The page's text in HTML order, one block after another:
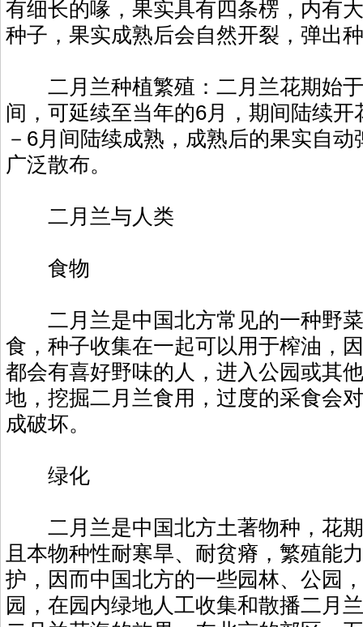
有细长的喙，果实具有四条楞，内有
种子，果实成熟后会自然开裂，弹出
二月兰种植繁殖：二月兰花期始于
间，可延续至当年的6月，期间陆续开
－6月间陆续成熟，成熟后的果实自
广泛散布。
二月兰与人类
食物
二月兰是中国北方常见的一种野菜
食，种子收集在一起可以用于榨油，
都会有喜好野味的人，进入公园或其
地，挖掘二月兰食用，过度的采食会
成破坏。
绿化
二月兰是中国北方土著物种，花期
且本物种性耐寒旱、耐贫瘠，繁殖能
护，因而中国北方的一些园林、公园
园，在园内绿地人工收集和散播二月